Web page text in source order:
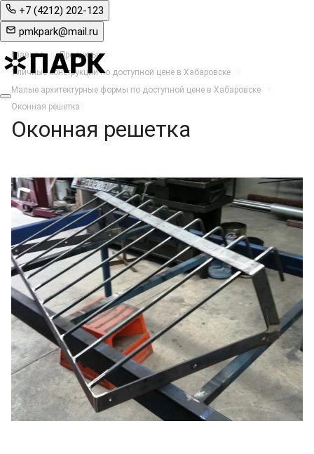
+7 (4212) 202-123
pmkpark@mail.ru
Главная
Продукты
Уличные конструкции по доступной цене в Хабаровске
Малые архитектурные формы по доступной цене в Хабаровске
Оконная решетка
Оконная решетка